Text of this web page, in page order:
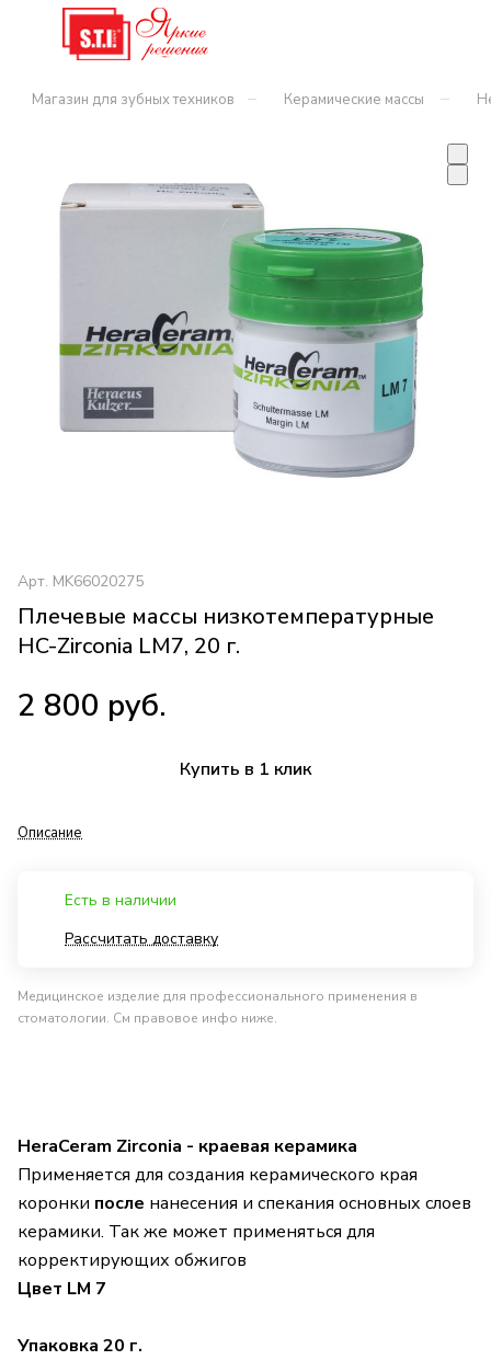
Магазин для зубных техников – Керамические массы –
Арт. MK66020275
Плечевые массы низкотемпературные
HC-Zirconia LM7, 20 г.
2 800 руб.
Купить в 1 клик
Описание
Есть в наличии
Рассчитать доставку
Медицинское изделие для профессионального применения в
стоматологии. См правовое инфо ниже.
HeraCeram Zirconia - краевая керамика
Применяется для создания керамического края
коронки после нанесения и спекания основных слоев
керамики. Так же может применяться для
корректирующих обжигов
Цвет LM 7
Упаковка 20 г.